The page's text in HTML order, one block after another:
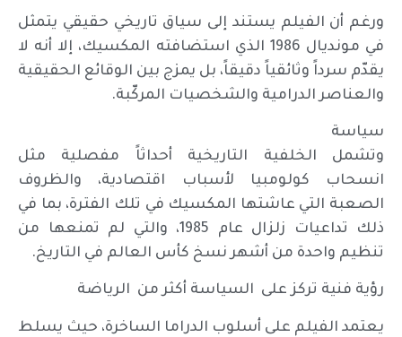
ورغم أن الفيلم يستند إلى سياق تاريخي حقيقي يتمثل
في مونديال 1986 الذي استضافته المكسيك، إلا أنه لا
يقدّم سرداً وثائقياً دقيقاً، بل يمزج بين الوقائع الحقيقية
والعناصر الدرامية والشخصيات المركّبة.
سياسة
وتشمل الخلفية التاريخية أحداثاً مفصلية مثل
انسحاب كولومبيا لأسباب اقتصادية، والظروف
الصعبة التي عاشتها المكسيك في تلك الفترة، بما في
ذلك تداعيات زلزال عام 1985، والتي لم تمنعها من
تنظيم واحدة من أشهر نسخ كأس العالم في التاريخ.
رؤية فنية تركز على السياسة أكثر من الرياضة
يعتمد الفيلم على أسلوب الدراما الساخرة، حيث يسلط